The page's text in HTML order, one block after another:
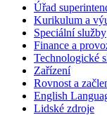
Úřad
Kurikulum a
Speciální služby
Finance a
Technologické
Zařízení
Rovnost a
English
Lidské zdroje